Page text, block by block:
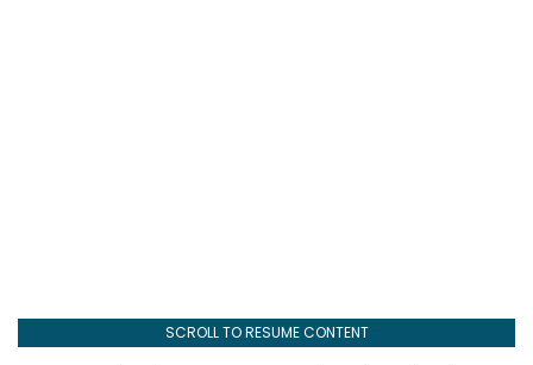
SCROLL TO RESUME CONTENT